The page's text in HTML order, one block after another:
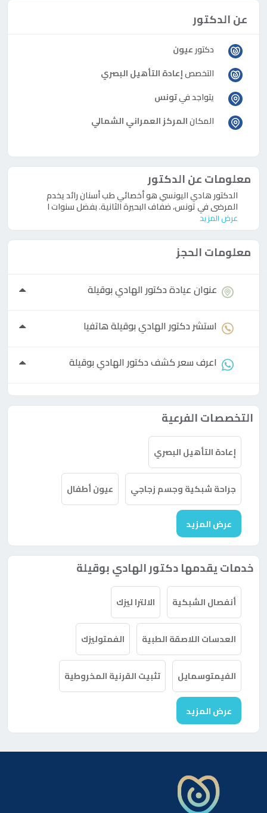
عن الدكتور
دكتورعيون
التخصصإعادة التأهيل البصري
يتواجد فيتونس
المكانالمركز العمراني الشمالي
معلومات عن الدكتور
الدكتور هادي اليونسي هو أخصائي طب أسنان رائد يخدم
المرضى في تونس، ضفاف البحيرة الثانية. بفضل سنوات ا
عرض المزيد
معلومات الحجز
عنوان عيادةدكتورالهادي بوقيلة
استشردكتورالهادي بوقيلة هاتفيا
اعرف سعر كشفدكتورالهادي بوقيلة
التخصصات الفرعية
إعادة التأهيل البصري
جراحة شبكية وجسم زجاجي عيون أطفال
عرض المزيد
خدمات يقدمها دكتور الهادي بوقيلة
أنفصال الشبكية الالترا ليزك
العدسات اللاصقة الطبية الفمتوليزك
الفيمتوسمايل تثبيت القرنية المخروطية
عرض المزيد